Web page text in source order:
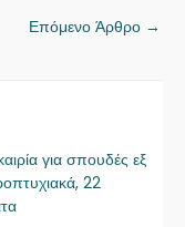
Επόμενο Άρθρο →